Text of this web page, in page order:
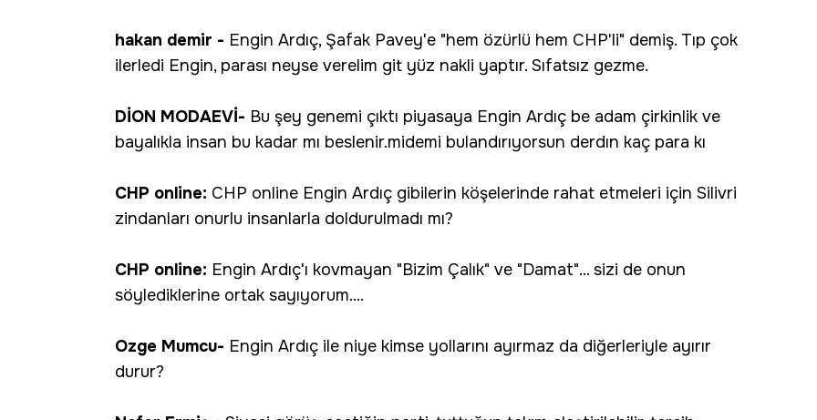
hakan demir - Engin Ardıç, Şafak Pavey'e "hem özürlü hem CHP'li" demiş. Tıp çok
ilerledi Engin, parası neyse verelim git yüz nakli yaptır. Sıfatsız gezme.
DİON MODAEVİ- Bu şey genemi çıktı piyasaya Engin Ardıç be adam çirkinlik ve
bayalıkla insan bu kadar mı beslenir.midemi bulandırıyorsun derdın kaç para kı
CHP online: CHP online Engin Ardıç gibilerin köşelerinde rahat etmeleri için Silivri
zindanları onurlu insanlarla doldurulmadı mı?
CHP online: Engin Ardıç'ı kovmayan "Bizim Çalık" ve "Damat"... sizi de onun
söylediklerine ortak sayıyorum....
Ozge Mumcu- Engin Ardıç ile niye kimse yollarını ayırmaz da diğerleriyle ayırır
durur?